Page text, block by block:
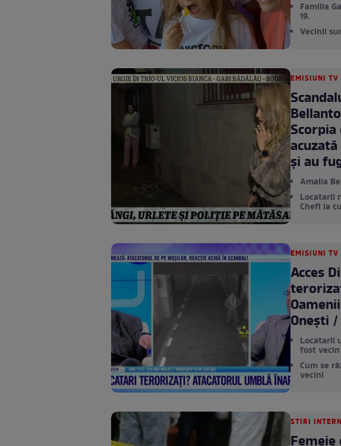
Familia
19.
Vecinii
EMISIUNI TV
și au
Amalia
Locatarii
Chefi la
EMISIUNI TV
Acces
Onești /
Locatarii
fost vecin
Cum se
vecini
STIRI